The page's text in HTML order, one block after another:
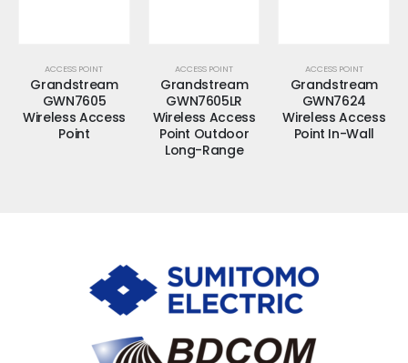
ACCESS POINT
Grandstream
GWN7605
Wireless Access
Point
ACCESS POINT
Grandstream
GWN7605LR
Wireless Access
Point Outdoor
Long-Range
ACCESS POINT
Grandstream
GWN7624
Wireless Access
Point In-Wall